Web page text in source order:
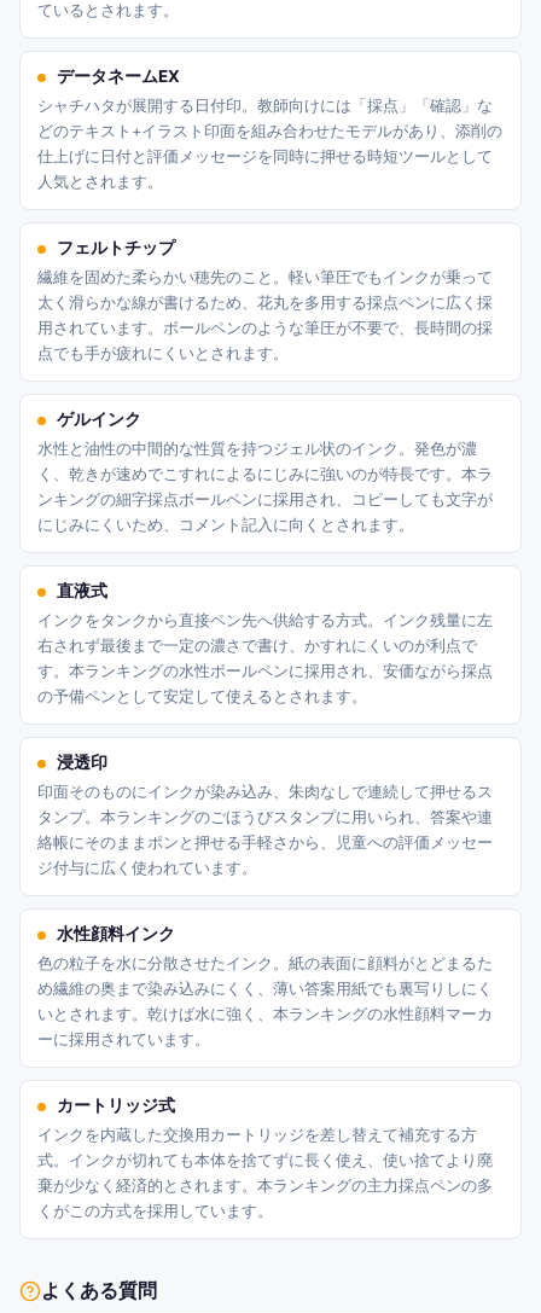
ているとされます。
データネームEX
シャチハタが展開する日付印。教師向けには「採点」「確認」な
どのテキスト+イラスト印面を組み合わせたモデルがあり、添削の
仕上げに日付と評価メッセージを同時に押せる時短ツールとして
人気とされます。
フェルトチップ
繊維を固めた柔らかい穂先のこと。軽い筆圧でもインクが乗って
太く滑らかな線が書けるため、花丸を多用する採点ペンに広く採
用されています。ボールペンのような筆圧が不要で、長時間の採
点でも手が疲れにくいとされます。
ゲルインク
水性と油性の中間的な性質を持つジェル状のインク。発色が濃
く、乾きが速めでこすれによるにじみに強いのが特長です。本ラ
ンキングの細字採点ボールペンに採用され、コピーしても文字が
にじみにくいため、コメント記入に向くとされます。
直液式
インクをタンクから直接ペン先へ供給する方式。インク残量に左
右されず最後まで一定の濃さで書け、かすれにくいのが利点で
す。本ランキングの水性ボールペンに採用され、安価ながら採点
の予備ペンとして安定して使えるとされます。
浸透印
印面そのものにインクが染み込み、朱肉なしで連続して押せるス
タンプ。本ランキングのごほうびスタンプに用いられ、答案や連
絡帳にそのままポンと押せる手軽さから、児童への評価メッセー
ジ付与に広く使われています。
水性顔料インク
色の粒子を水に分散させたインク。紙の表面に顔料がとどまるた
め繊維の奥まで染み込みにくく、薄い答案用紙でも裏写りしにく
いとされます。乾けば水に強く、本ランキングの水性顔料マーカ
ーに採用されています。
カートリッジ式
インクを内蔵した交換用カートリッジを差し替えて補充する方
式。インクが切れても本体を捨てずに長く使え、使い捨てより廃
棄が少なく経済的とされます。本ランキングの主力採点ペンの多
くがこの方式を採用しています。
よくある質問